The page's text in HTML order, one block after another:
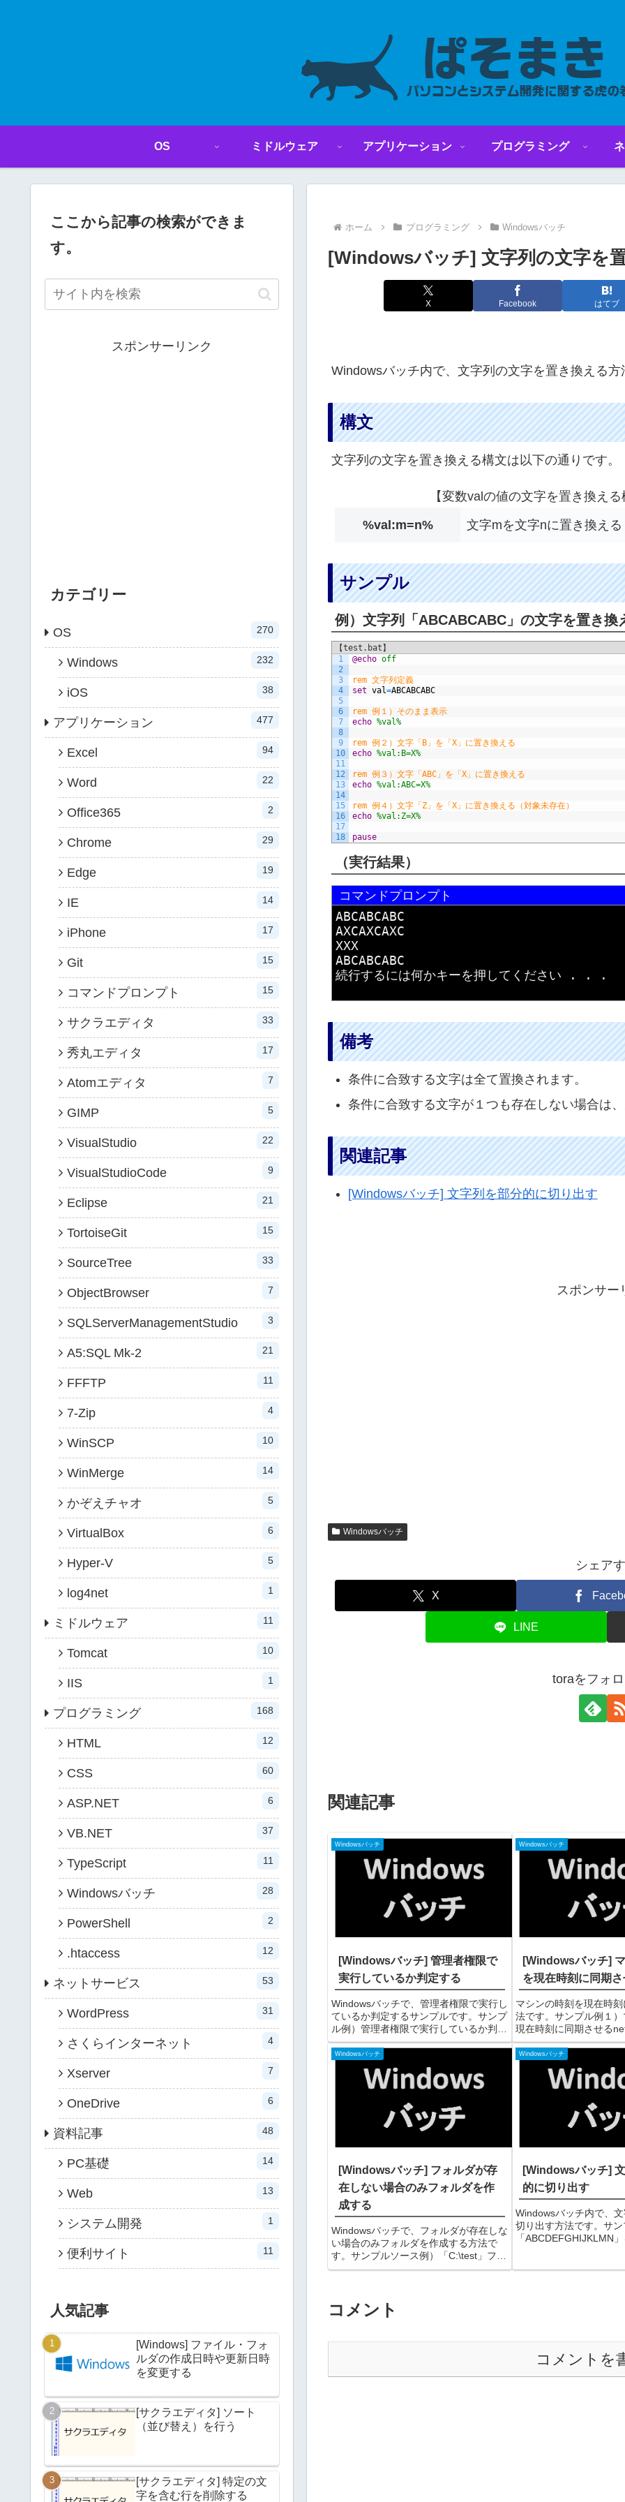
OS ミドルウェア アプリケーション プログラミング
ホーム プログラミング Windowsバッチ
[Windowsバッチ] 文字列の文字を
X Facebook はてブ
Windowsバッチ内で、文字列の文字を置き換える方
構文
文字列の文字を置き換える構文は以下の通りです。
【変数valの値の文字を置き換え
%val:m=n% 文字mを文字nに置き換える
サンプル
例）文字列「ABCABCABC」の文字を置き換
【test.bat】
1
2
3
4
5
6
7
8
9
10
11
12
13
14
15
16
17
18
@echo off
rem 文字列定義
set val=ABCABCABC
rem 例１）そのまま表示
echo %val%
rem 例２）文字「B」を「X」に置き換える
echo %val:B=X%
rem 例３）文字「ABC」を「X」に置き換える
echo %val:ABC=X%
rem 例４）文字「Z」を「X」に置き換える（対象未存在）
echo %val:Z=X%
pause
（実行結果）
コマンドプロンプト
ABCABCABC
AXCAXCAXC
XXX
ABCABCABC
続行するには何かキーを押してください . . .
備考
条件に合致する文字は全て置換されます。
条件に合致する文字が１つも存在しない場合は
関連記事
[Windowsバッチ] 文字列を部分的に切り出す
スポンサー
Windowsバッチ
シェア
X
LINE
toraをフォ
関連記事
Windowsバッチ
[Windowsバッチ] 管理者権限で
実行しているか判定する
Windowsバッチで、管理者権限で実行し
ているか判定するサンプルです。サンプ
ル例）管理者権限で実行しているか判定
する（実行結果例）コマンドプロンプト
C:¥>sample.bat管理者権限で実行してい
ません。続行するには何かキーを押して
Windowsバッチ
[Windowsバッチ]
を現在時刻に同期
マシンの時刻を現在時
法です。サンプル例１
現在時刻に同期させる
例C:¥>net time /set例２
をサーバ「svr01」と同
¥¥svr0...
Windowsバッチ
[Windowsバッチ] フォルダが存
在しない場合のみフォルダを作
成する
Windowsバッチで、フォルダが存在しな
い場合のみフォルダを作成する方法で
す。サンプルソース例）「C:\test」フォ
ルダが存在しない場合のみ作成するコマ
Windowsバッチ
[Windowsバッチ]
的に切り出す
Windowsバッチ内で、
切り出す方法です。サ
「ABCDEFGHIJKLMN
コメント
コメントを
ここから記事の検索ができま
す。
スポンサーリンク
カテゴリー
OS 270
Windows 232
iOS 38
アプリケーション 477
Excel 94
Word 22
Office365 2
Chrome 29
Edge 19
IE 14
iPhone 17
Git 15
コマンドプロンプト 15
サクラエディタ 33
秀丸エディタ 17
Atomエディタ 7
GIMP 5
VisualStudio 22
VisualStudioCode 9
Eclipse 21
TortoiseGit 15
SourceTree 33
ObjectBrowser 7
SQLServerManagementStudio 3
A5:SQL Mk-2 21
FFFTP 11
7-Zip 4
WinSCP 10
WinMerge 14
かぞえチャオ 5
VirtualBox 6
Hyper-V 5
log4net 1
ミドルウェア 11
Tomcat 10
IIS 1
プログラミング 168
HTML 12
CSS 60
ASP.NET 6
VB.NET 37
TypeScript 11
Windowsバッチ 28
PowerShell 2
.htaccess 12
ネットサービス 53
WordPress 31
さくらインターネット 4
Xserver 7
OneDrive 6
資料記事 48
PC基礎 14
Web 13
システム開発 1
便利サイト 11
人気記事
[Windows] ファイル・フォ
ルダの作成日時や更新日時
を変更する
[サクラエディタ] ソート
（並び替え）を行う
[サクラエディタ] 特定の文
字を含む行を削除する